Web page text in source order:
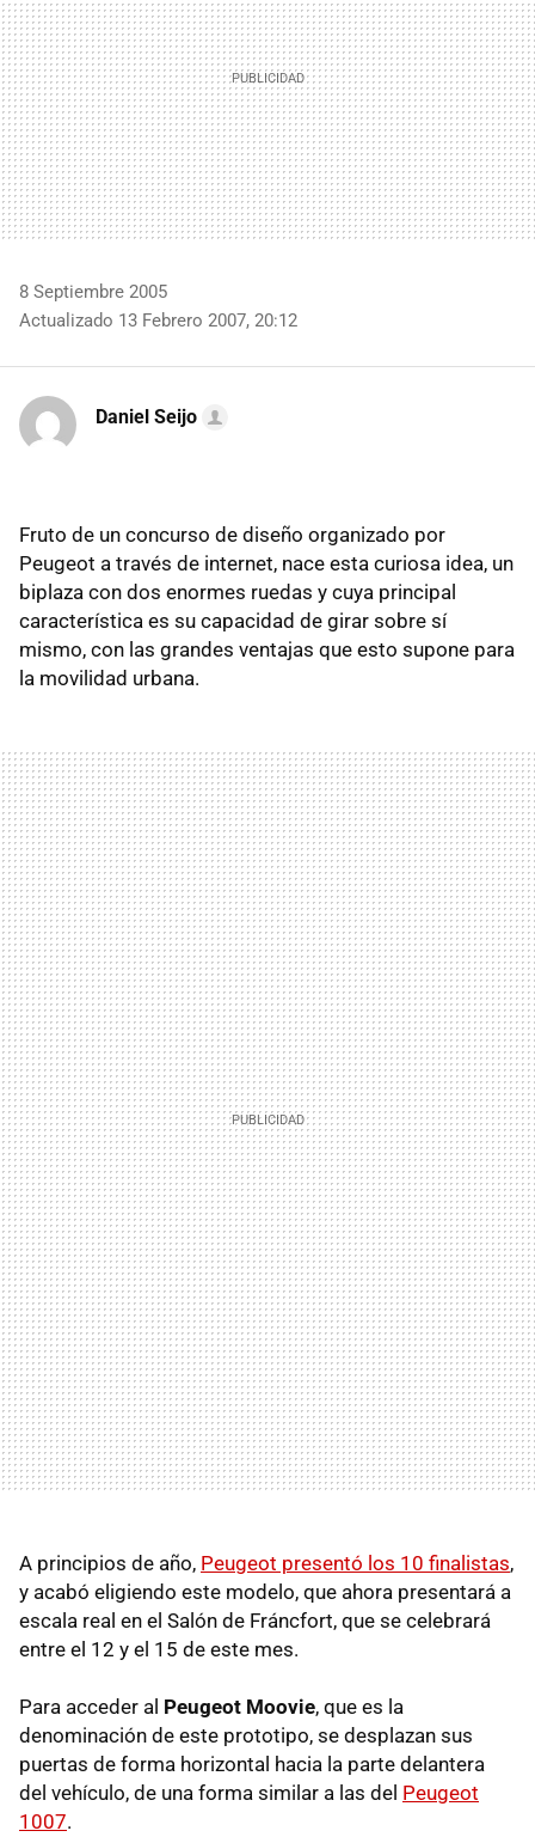
8 Septiembre 2005
Actualizado 13 Febrero 2007, 20:12
Daniel Seijo
Fruto de un concurso de diseño organizado por
Peugeot a través de internet, nace esta curiosa idea, un
biplaza con dos enormes ruedas y cuya principal
característica es su capacidad de girar sobre sí
mismo, con las grandes ventajas que esto supone para
la movilidad urbana.
A principios de año, Peugeot presentó los 10 finalistas,
y acabó eligiendo este modelo, que ahora presentará a
escala real en el Salón de Fráncfort, que se celebrará
entre el 12 y el 15 de este mes.
Para acceder al Peugeot Moovie, que es la
denominación de este prototipo, se desplazan sus
puertas de forma horizontal hacia la parte delantera
del vehículo, de una forma similar a las del Peugeot
1007.